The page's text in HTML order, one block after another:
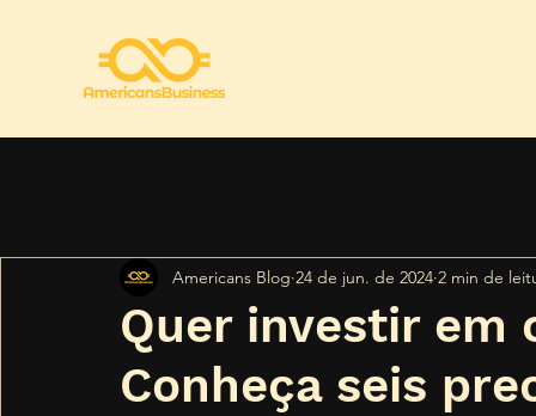
Regulamentação Segurança Tendências
Quer investir em
Conheça seis
Americans Blog 24 de jun. de 2024 2 min de